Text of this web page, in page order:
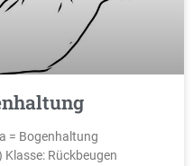
= Bogenhaltung
Rückbeugen